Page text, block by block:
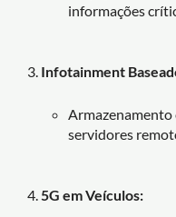
informações
Infotainment
Armazenamento
servidores
5G em Veículos: